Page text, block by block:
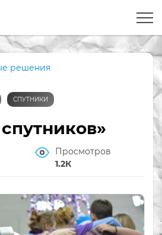
решения
СПУТНИКИ
Просмотров
1.2К